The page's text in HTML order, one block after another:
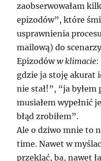
zaobserwowałam
epizodów”, które
usprawnienia
mailową) do
Epizodóww klimacie:
gdzie ja stoję akurat
nie stał!”, “ja
musiałem wypełnić
błąd zrobiłem”.
Ale o dziwo mnie to
time. Nawet w
przekląć, ba, nawet